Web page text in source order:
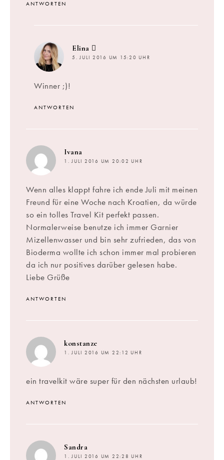
ANTWORTEN
Elina
5. JULI 2016 UM 15:20 UHR
Winner ;)!
ANTWORTEN
Ivana
1. JULI 2016 UM 20:02 UHR
Wenn alles klappt fahre ich ende Juli mit meinen
Freund für eine Woche nach Kroatien, da würde
so ein tolles Travel Kit perfekt passen.
Normalerweise benutze ich immer Garnier
Mizellenwasser und bin sehr zufrieden, das von
Bioderma wollte ich schon immer mal probieren
da ich nur positives darüber gelesen habe.
Liebe Grüße
ANTWORTEN
konstanze
1. JULI 2016 UM 22:12 UHR
ein travelkit wäre super für den nächsten urlaub!
ANTWORTEN
Sandra
1. JULI 2016 UM 22:28 UHR